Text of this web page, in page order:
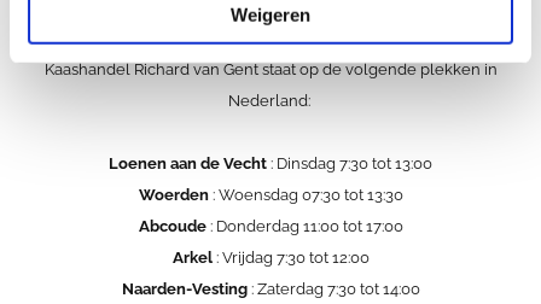
Weigeren
Kaashandel Richard van Gent staat op de volgende plekken in
Nederland:
Loenen aan de Vecht : Dinsdag 7:30 tot 13:00
Woerden : Woensdag 07:30 tot 13:30
Abcoude : Donderdag 11:00 tot 17:00
Arkel : Vrijdag 7:30 tot 12:00
Naarden-Vesting : Zaterdag 7:30 tot 14:00